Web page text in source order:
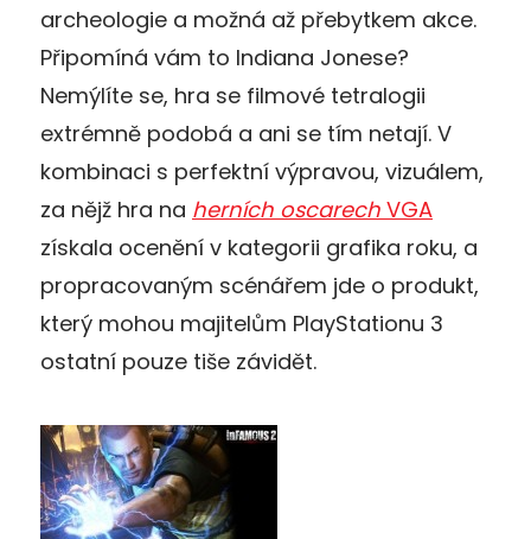
archeologie a možná až přebytkem akce.
Připomíná vám to Indiana Jonese?
Nemýlíte se, hra se filmové tetralogii
extrémně podobá a ani se tím netají. V
kombinaci s perfektní výpravou, vizuálem,
za nějž hra na herních oscarech VGA
získala ocenění v kategorii grafika roku, a
propracovaným scénářem jde o produkt,
který mohou majitelům PlayStationu 3
ostatní pouze tiše závidět.